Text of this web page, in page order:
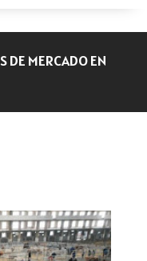
DE MERCADO EN